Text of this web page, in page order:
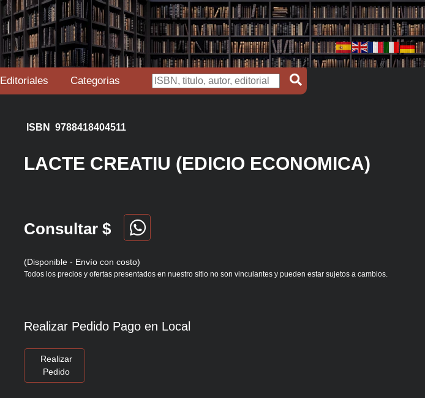
Editoriales Categorias
ISBN 9788418404511
LACTE CREATIU (EDICIO ECONOMICA)
Consultar $
(Disponible - Envío con costo)
Todos los precios y ofertas presentados en nuestro sitio no son vinculantes y pueden estar sujetos a cambios.
Realizar Pedido Pago en Local
Realizar
Pedido